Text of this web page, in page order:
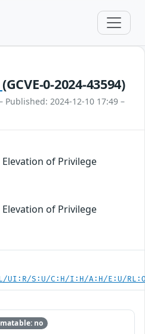
(GCVE-0-2024-43594)
Published: 2024-12-10 17:49 –
of Privilege
of Privilege
UI:R/S:U/C:H/I:H/A:H/E:U/
no